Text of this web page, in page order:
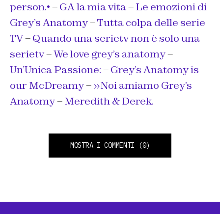
person.•–GA la mia vita–Le emozioni di
Grey’s Anatomy–Tutta colpa delle serie
TV–Quando una serietv non è solo una
serietv–We love grey’s anatomy–
Un’Unica Passione:–Grey’s Anatomy is
our McDreamy–»Noi amiamo Grey’s
Anatomy–Meredith & Derek.
MOSTRA I COMMENTI (0)